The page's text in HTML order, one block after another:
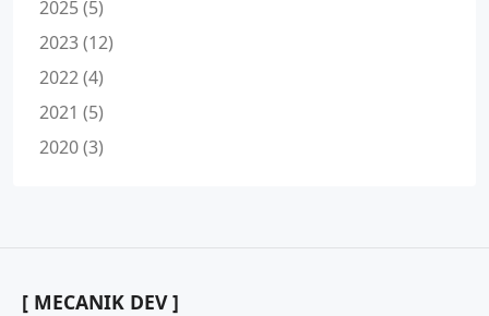
2025 (5)
2023 (12)
2022 (4)
2021 (5)
2020 (3)
[ MECANIK DEV ]